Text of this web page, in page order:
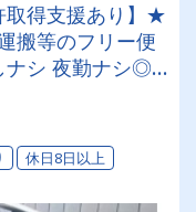
得支援あり】★
搬等のフリー便
ナシ 夜勤ナシ◎
者歓迎◎経験者
休日8日以上